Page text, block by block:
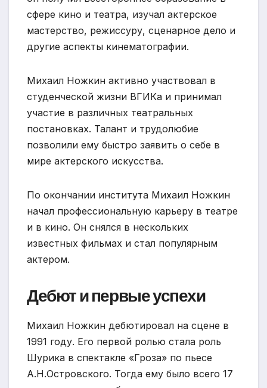
сфере кино и театра, изучал актерское
мастерство, режиссуру, сценарное дело и
другие аспекты кинематографии.
Михаил Ножкин активно участвовал в
студенческой жизни ВГИКа и принимал
участие в различных театральных
постановках. Талант и трудолюбие
позволили ему быстро заявить о себе в
мире актерского искусства.
По окончании института Михаил Ножкин
начал профессиональную карьеру в театре
и в кино. Он снялся в нескольких
известных фильмах и стал популярным
актером.
Дебют и первые успехи
Михаил Ножкин дебютировал на сцене в
1991 году. Его первой ролью стала роль
Шурика в спектакле «Гроза» по пьесе
А.Н.Островского. Тогда ему было всего 17